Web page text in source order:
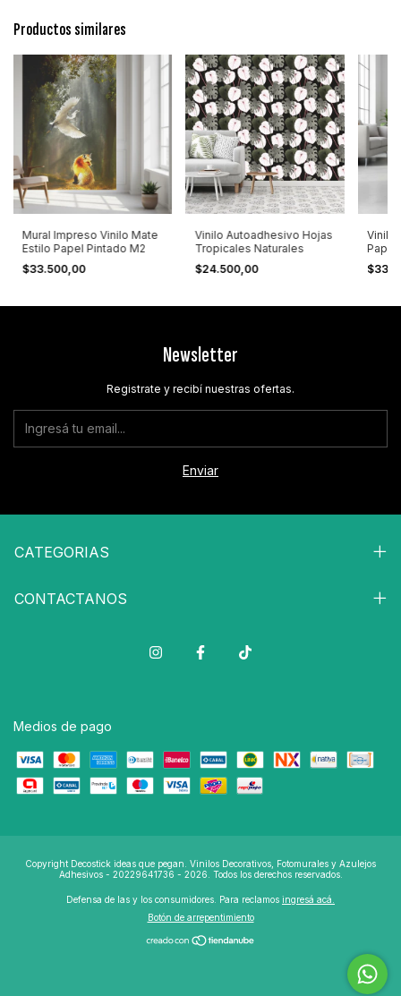
Productos similares
Mural Impreso Vinilo Mate
Estilo Papel Pintado M2
$33.500,00
Vinilo Autoadhesivo Hojas
Tropicales Naturales
$24.500,00
Vinilo
Papel
Full
Newsletter
Registrate y recibí nuestras ofertas.
CATEGORIAS
CONTACTANOS
Medios de pago
Copyright Decostick ideas que pegan. Vinilos Decorativos, Fotomurales y Azulejos
Adhesivos - 20229641736 - 2026. Todos los derechos reservados.
Defensa de las y los consumidores. Para reclamos ingresá acá.
Botón de arrepentimiento